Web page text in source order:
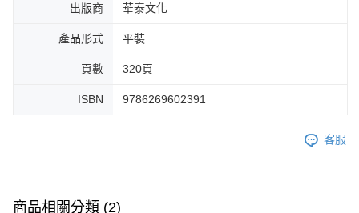
出版商 華泰文化
產品形式 平裝
頁數 320頁
ISBN 9786269602391
客服
商品相關分類 (2)